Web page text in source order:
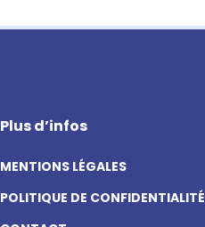
Plus d’infos
MENTIONS LÉGALES
POLITIQUE DE CONFIDENTIALITÉ